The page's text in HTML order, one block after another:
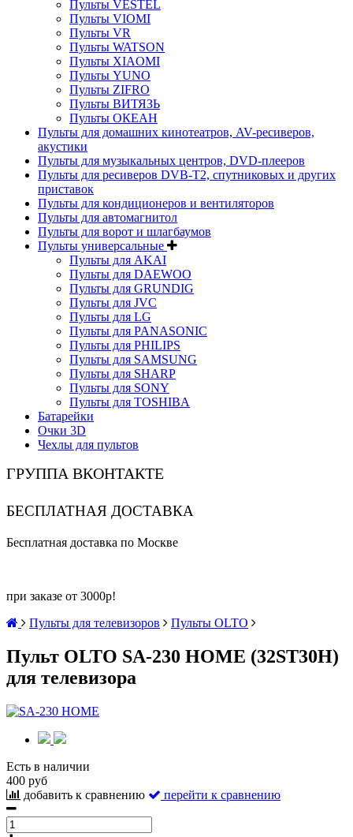
Пульты VESTEL
Пульты VIOMI
Пульты VR
Пульты WATSON
Пульты XIAOMI
Пульты YUNO
Пульты ZIFRO
Пульты ВИТЯЗЬ
Пульты ОКЕАН
Пульты для домашних кинотеатров, AV-ресиверов,
акустики
Пульты для музыкальных центров, DVD-плееров
Пульты для ресиверов DVB-T2, спутниковых и других
приставок
Пульты для кондиционеров и вентиляторов
Пульты для автомагнитол
Пульты для ворот и шлагбаумов
Пульты универсальные
Пульты для AKAI
Пульты для DAEWOO
Пульты для GRUNDIG
Пульты для JVC
Пульты для LG
Пульты для PANASONIC
Пульты для PHILIPS
Пульты для SAMSUNG
Пульты для SHARP
Пульты для SONY
Пульты для TOSHIBA
Батарейки
Очки 3D
Чехлы для пультов
ГРУППА ВКОНТАКТЕ
БЕСПЛАТНАЯ ДОСТАВКА
Бесплатная доставка по Москве
при заказе от 3000р!
Пульты для телевизоров
Пульты OLTO
Пульт OLTO SA-230 HOME (32ST30H)
для телевизора
Есть в наличии
400 руб
добавить к сравнению
перейти к сравнению